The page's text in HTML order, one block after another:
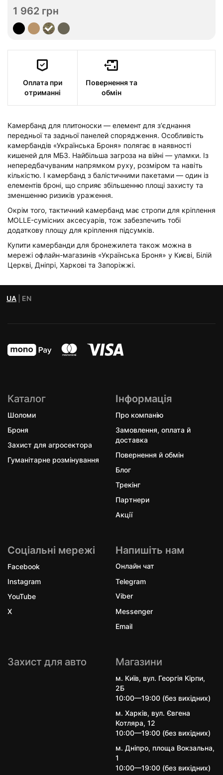
1 962 грн
Оплата при
отриманні
Повернення та
обмін
Камербанд для плитоноски — елемент для зʼєднання
передньої та задньої панелей спорядження. Особливість
камербандів «Українська Броня» полягає в наявності
кишеней для МБЗ. Найбільша загроза на війні — уламки. Із
непередбачуваним напрямком руху, розміром та навіть
кількістю. І камербанд з балістичними пакетами — один із
елементів броні, що сприяє збільшенню площі захисту та
зменшенню ризиків ураження.
Окрім того, тактичний камербанд має стропи для кріплення
MOLLE-сумісних аксесуарів, тож забезпечить тобі
додаткову площу для кріплення підсумків.
Купити камербанди для бронежилета також можна в
мережі офлайн-магазинів «Українська Броня» у Києві, Білій
Церкві, Дніпрі, Харкові та Запоріжжі.
UA EN
Каталог
Шоломи
Броня
Захист для агросектора
Гуманітарне розмінування
Інформація
Про компанію
Замовлення, оплата й
доставка
Повернення й обмін
Блог
Трекінг
Партнери
Акції
Соціальні мережі
Facebook
Instagram
YouTube
X
Напишіть нам
Онлайн чат
Telegram
Viber
Messenger
Email
Захист для авто Магазини
м. Київ, вул. Георгія Кірпи,
2Б
10:00—19:00 (без вихідних)
м. Харків, вул. Євгена
Котляра, 12
10:00—19:00 (без вихідних)
м. Дніпро, площа Вокзальна,
1
10:00—19:00 (без вихідних)